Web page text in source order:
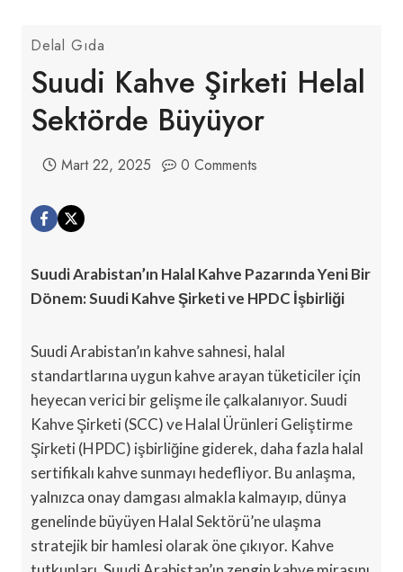
Delal Gıda
Suudi Kahve Şirketi Helal
Sektörde Büyüyor
Mart 22, 2025 0 Comments
Suudi Arabistan’ın Halal Kahve Pazarında Yeni Bir
Dönem: Suudi Kahve Şirketi ve HPDC İşbirliği
Suudi Arabistan’ın kahve sahnesi, halal
standartlarına uygun kahve arayan tüketiciler için
heyecan verici bir gelişme ile çalkalanıyor. Suudi
Kahve Şirketi (SCC) ve Halal Ürünleri Geliştirme
Şirketi (HPDC) işbirliğine giderek, daha fazla halal
sertifikalı kahve sunmayı hedefliyor. Bu anlaşma,
yalnızca onay damgası almakla kalmayıp, dünya
genelinde büyüyen Halal Sektörü’ne ulaşma
stratejik bir hamlesi olarak öne çıkıyor. Kahve